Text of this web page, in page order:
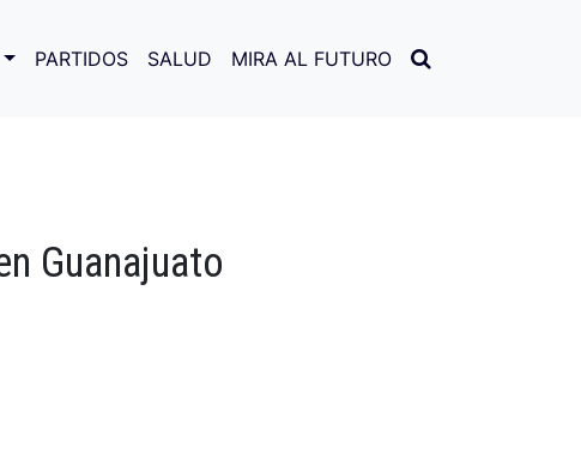
PARTIDOS SALUD MIRA AL FUTURO
Guanajuato